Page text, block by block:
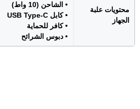
محتويات علبة
الجهاز
• الشاحن (10 واط)
• كابل USB Type-C
• كافر للحماية
• دبوس الشرائح